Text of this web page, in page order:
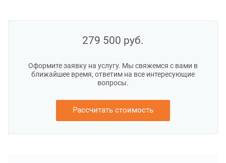
279 500 руб.
Оформите заявку на услугу. Мы свяжемся с вами в
ближайшее время, ответим на все интересующие
вопросы.
Рассчитать стоимость